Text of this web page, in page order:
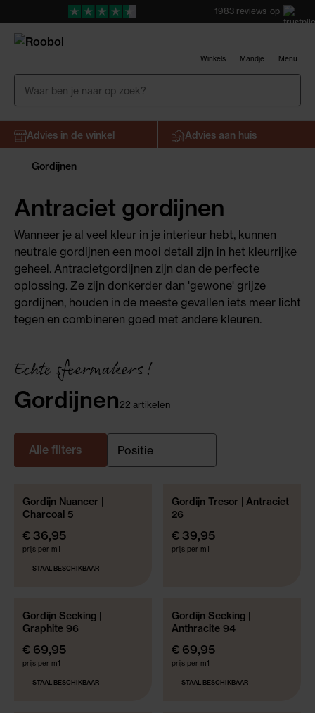
1983 reviews op
Winkels Mandje Menu
Advies in de winkel Advies aan huis
Gordijnen
Antraciet gordijnen
Wanneer je al veel kleur in je interieur hebt, kunnen
neutrale gordijnen een mooi detail zijn in het kleurrijke
geheel. Antracietgordijnen zijn dan de perfecte
oplossing. Ze zijn donkerder dan 'gewone' grijze
gordijnen, houden in de meeste gevallen iets meer licht
tegen en combineren goed met andere kleuren.
Echte sfeermakers!
Gordijnen22 artikelen
Alle filters
DUURZAME GRONDSTOFFEN
Gordijn Nuancer |
Charcoal 5
€ 36,95
prijs per m1
STAAL BESCHIKBAAR
GRATIS GEMAAKT!*
Gordijn Tresor | Antraciet
26
€ 39,95
prijs per m1
GRATIS GEMAAKT!*
Gordijn Seeking |
Graphite 96
€ 69,95
prijs per m1
STAAL BESCHIKBAAR
GRATIS GEMAAKT!*
Gordijn Seeking |
Anthracite 94
€ 69,95
prijs per m1
STAAL BESCHIKBAAR